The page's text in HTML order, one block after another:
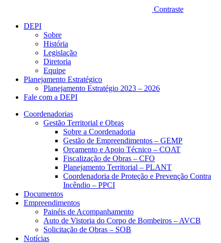
Contraste
DEPI
Sobre
História
Legislação
Diretoria
Equipe
Planejamento Estratégico
Planejamento Estratégio 2023 – 2026
Fale com a DEPI
Coordenadorias
Gestão Territorial e Obras
Sobre a Coordenadoria
Gestão de Empreendimentos – GEMP
Orçamento e Apoio Técnico – COAT
Fiscalização de Obras – CFO
Planejamento Territorial – PLANT
Coordenadoria de Proteção e Prevenção Contra
Incêndio – PPCI
Documentos
Empreendimentos
Painéis de Acompanhamento
Auto de Vistoria do Corpo de Bombeiros – AVCB
Solicitação de Obras – SOB
Notícias